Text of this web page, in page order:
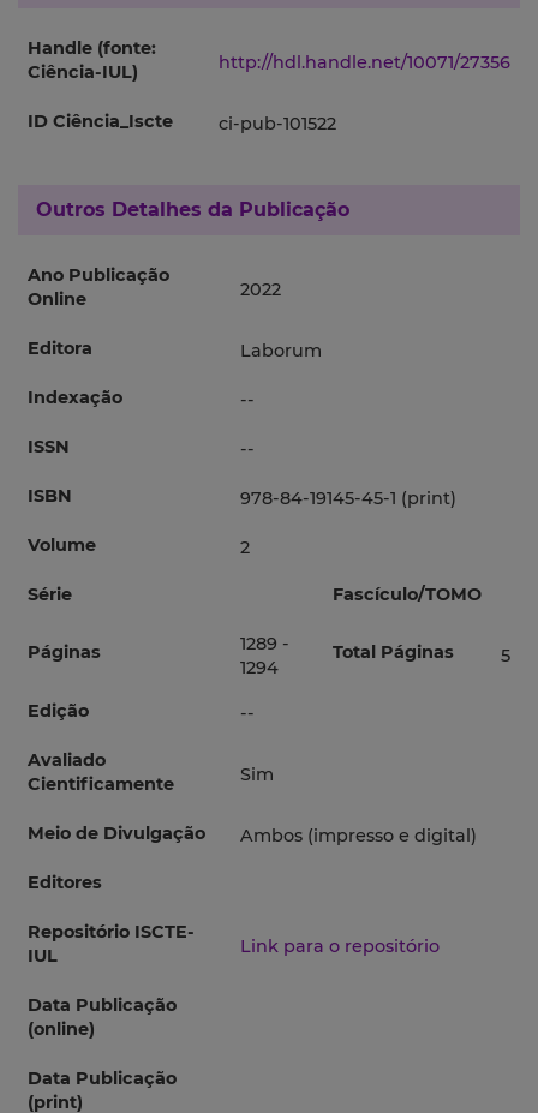
Handle (fonte:
Ciência-IUL)
http://hdl.handle.net/10071/27356
ID Ciência_Iscte ci-pub-101522
Outros Detalhes da Publicação
Ano Publicação
Online
2022
Editora Laborum
Indexação --
ISSN --
ISBN 978-84-19145-45-1 (print)
Volume 2
Série Fascículo/TOMO
Páginas
1289 -
1294
Total Páginas 5
Edição --
Avaliado
Cientificamente
Sim
Meio de Divulgação Ambos (impresso e digital)
Editores
Repositório ISCTE-
IUL
Link para o repositório
Data Publicação
(online)
Data Publicação
(print)